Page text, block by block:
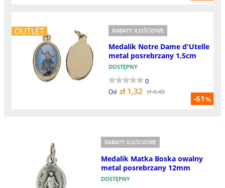
OUTLET
-61%
RABATY ILOŚCIOWE
Medalik Notre Dame d'Utelle
metal posrebrzany 1,5cm
DOSTĘPNY
0
Od zł 1,32 zł 4,48
RABATY ILOŚCIOWE
Medalik Matka Boska owalny
metal posrebrzany 12mm
DOSTĘPNY